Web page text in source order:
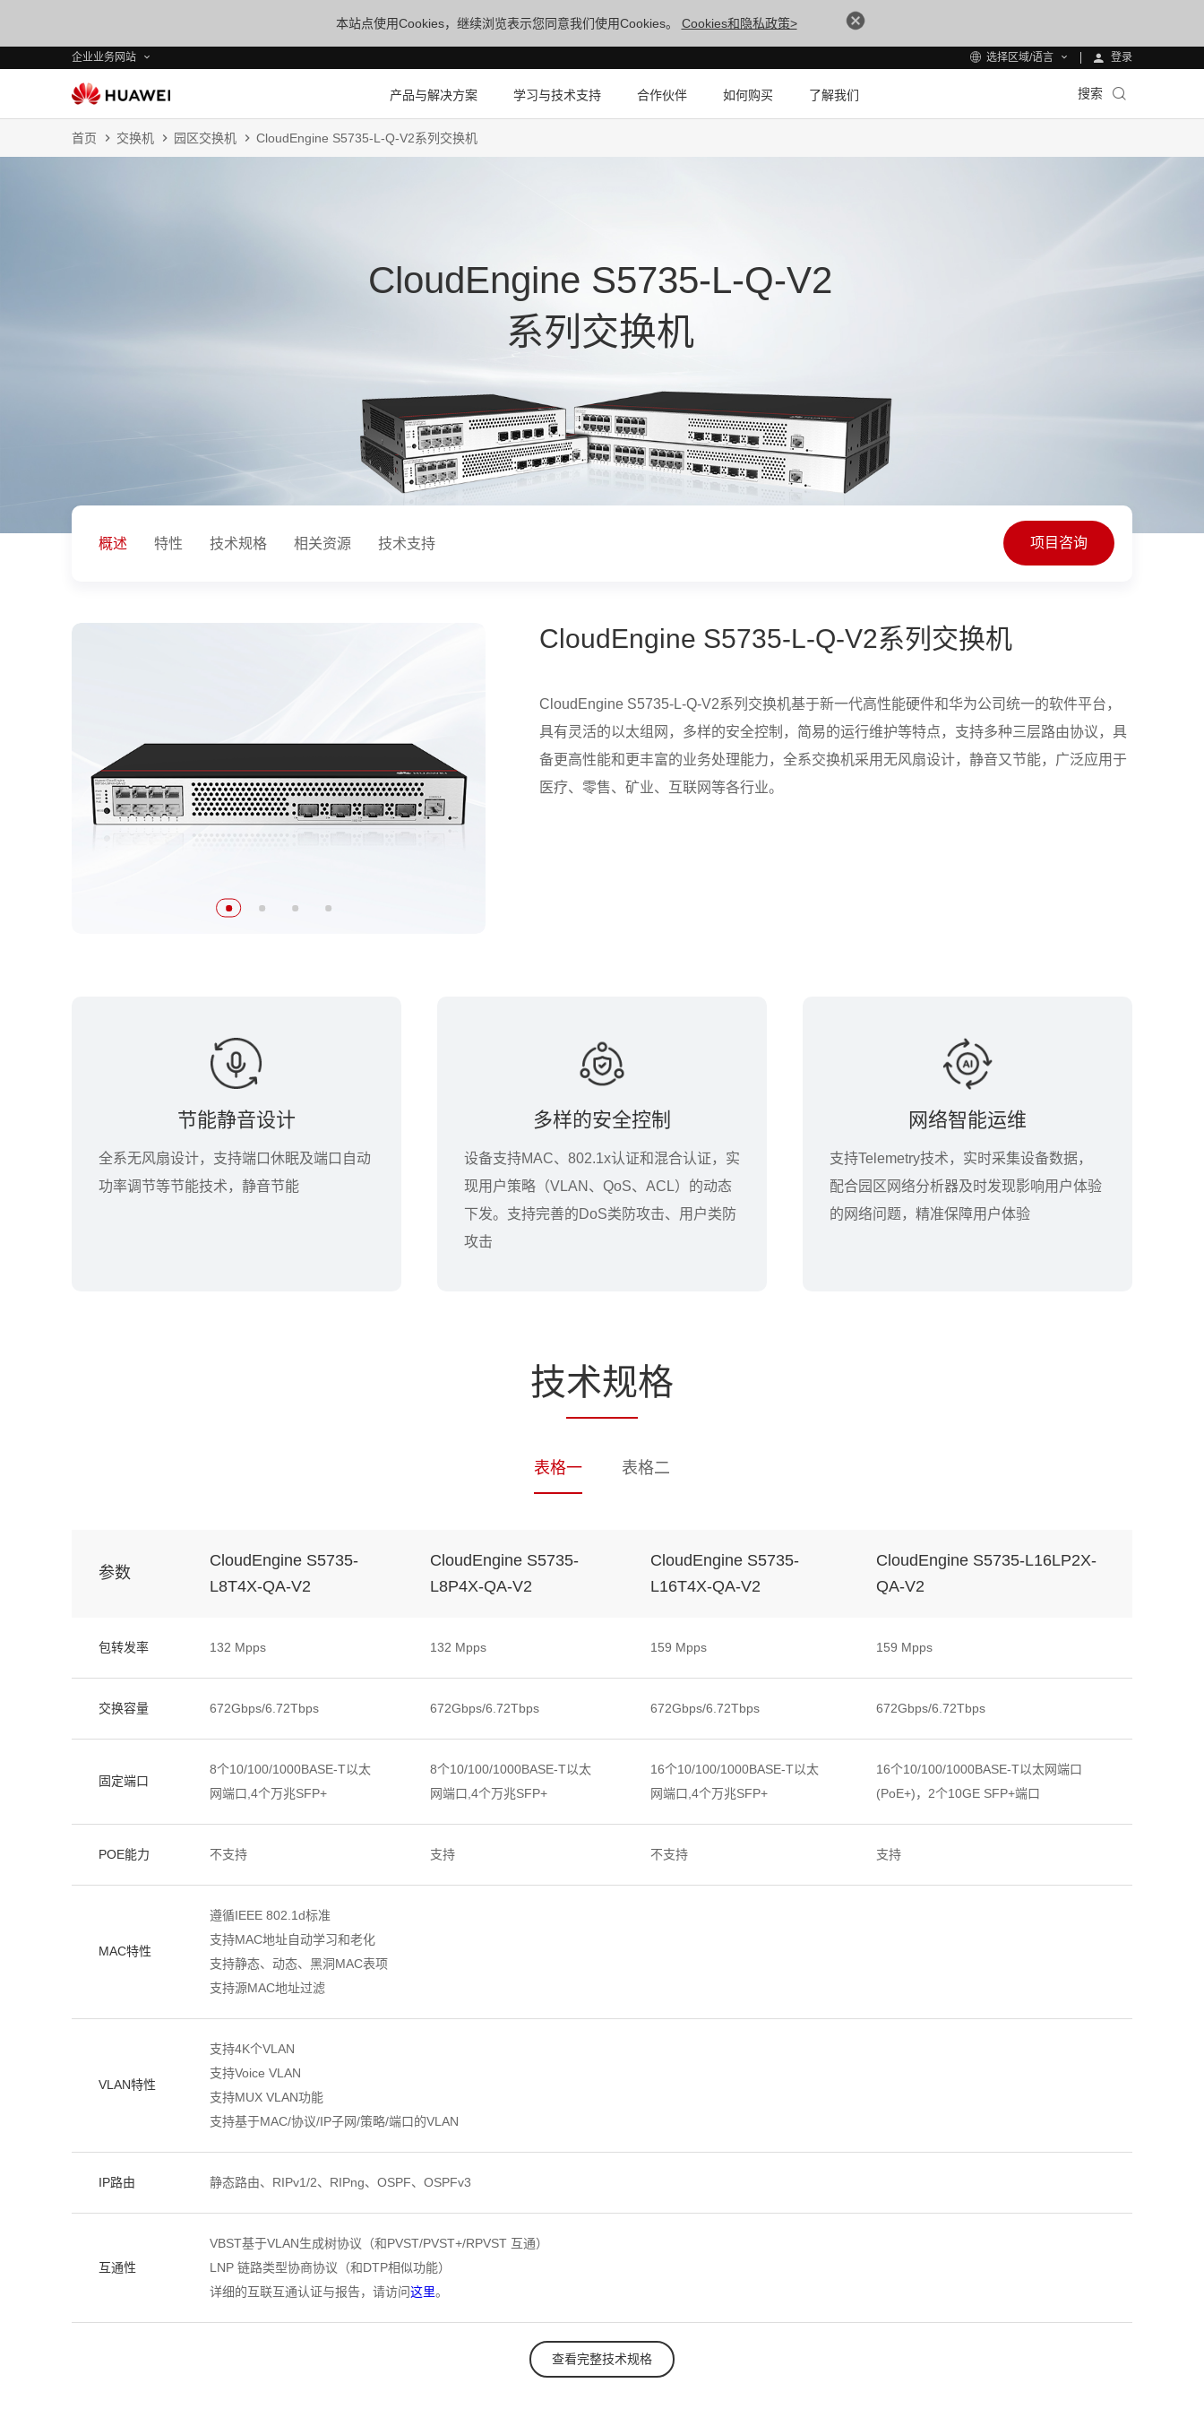
本站点使用Cookies，继续浏览表示您同意我们使用Cookies。 Cookies和隐私政策>
企业业务网站 选择区域/语言 登录
产品与解决方案 学习与技术支持 合作伙伴 如何购买 了解我们 搜索
首页 交换机 园区交换机 CloudEngine S5735-L-Q-V2系列交换机
CloudEngine S5735-L-Q-V2
系列交换机
概述 特性 技术规格 相关资源 技术支持 项目咨询
CloudEngine S5735-L-Q-V2系列交换机
CloudEngine S5735-L-Q-V2系列交换机基于新一代高性能硬件和华为公司统一的软件平台，
具有灵活的以太组网，多样的安全控制，简易的运行维护等特点，支持多种三层路由协议，具
备更高性能和更丰富的业务处理能力，全系交换机采用无风扇设计，静音又节能，广泛应用于
医疗、零售、矿业、互联网等各行业。
节能静音设计
全系无风扇设计，支持端口休眠及端口自动
功率调节等节能技术，静音节能
多样的安全控制
设备支持MAC、802.1x认证和混合认证，实
现用户策略（VLAN、QoS、ACL）的动态
下发。支持完善的DoS类防攻击、用户类防
攻击
网络智能运维
支持Telemetry技术，实时采集设备数据，
配合园区网络分析器及时发现影响用户体验
的网络问题，精准保障用户体验
技术规格
表格一 表格二
参数
CloudEngine S5735-
L8T4X-QA-V2
CloudEngine S5735-
L8P4X-QA-V2
CloudEngine S5735-
L16T4X-QA-V2
CloudEngine S5735-L16LP2X-
QA-V2
包转发率 132 Mpps 132 Mpps 159 Mpps 159 Mpps
交换容量 672Gbps/6.72Tbps 672Gbps/6.72Tbps 672Gbps/6.72Tbps 672Gbps/6.72Tbps
固定端口
8个10/100/1000BASE-T以太
网端口,4个万兆SFP+
8个10/100/1000BASE-T以太
网端口,4个万兆SFP+
16个10/100/1000BASE-T以太
网端口,4个万兆SFP+
16个10/100/1000BASE-T以太网端口
(PoE+)，2个10GE SFP+端口
POE能力 不支持 支持 不支持 支持
MAC特性
遵循IEEE 802.1d标准
支持MAC地址自动学习和老化
支持静态、动态、黑洞MAC表项
支持源MAC地址过滤
VLAN特性
支持4K个VLAN
支持Voice VLAN
支持MUX VLAN功能
支持基于MAC/协议/IP子网/策略/端口的VLAN
IP路由 静态路由、RIPv1/2、RIPng、OSPF、OSPFv3
互通性
VBST基于VLAN生成树协议（和PVST/PVST+/RPVST 互通）
LNP 链路类型协商协议（和DTP相似功能）
详细的互联互通认证与报告，请访问这里。
查看完整技术规格